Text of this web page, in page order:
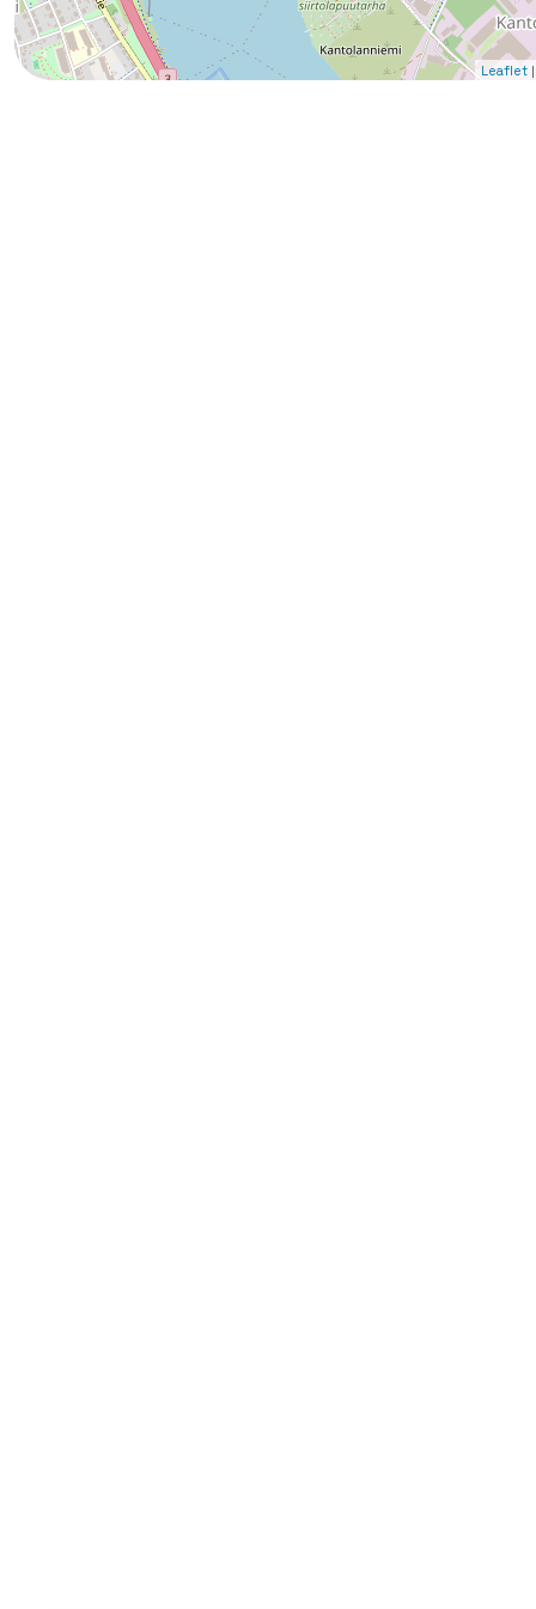
Leaflet